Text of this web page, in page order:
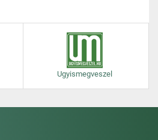
Ugyismegveszel